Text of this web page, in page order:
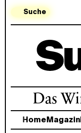
Suche
Das
Home Magazin